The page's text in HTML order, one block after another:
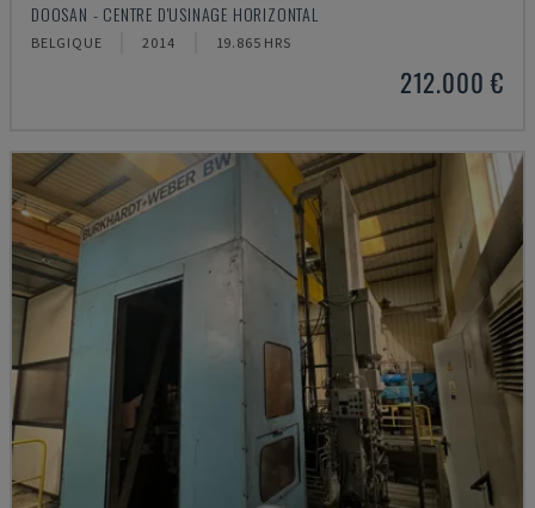
DOOSAN - CENTRE D'USINAGE HORIZONTAL
BELGIQUE 2014 19.865 HRS
212.000 €